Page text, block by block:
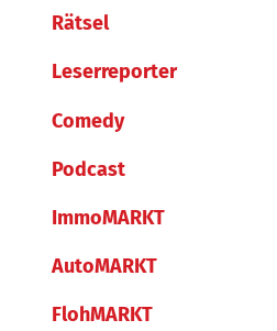
Rätsel
Leserreporter
Comedy
Podcast
ImmoMARKT
AutoMARKT
FlohMARKT